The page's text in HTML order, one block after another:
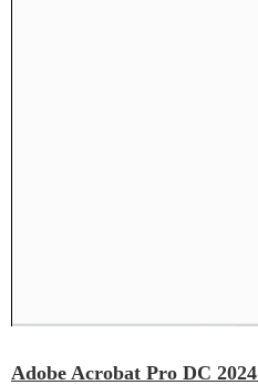
Adobe Acrobat Pro DC 2024